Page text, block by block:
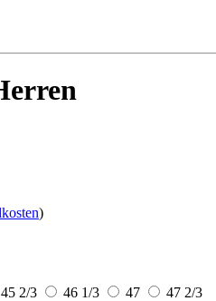
)
45 2/3 46 1/3 47
47 2/3